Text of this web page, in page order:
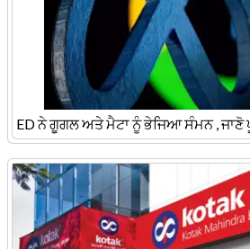
ED ਨੇ ਗੂਗਲ ਅਤੇ ਮੈਟਾ ਨੂੰ ਭੇਜਿਆ ਸੰਮਨ , ਜਾਣੋ